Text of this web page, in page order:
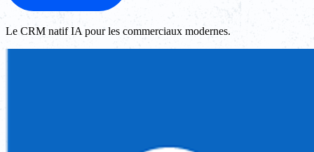
Le CRM natif IA pour les commerciaux modernes.